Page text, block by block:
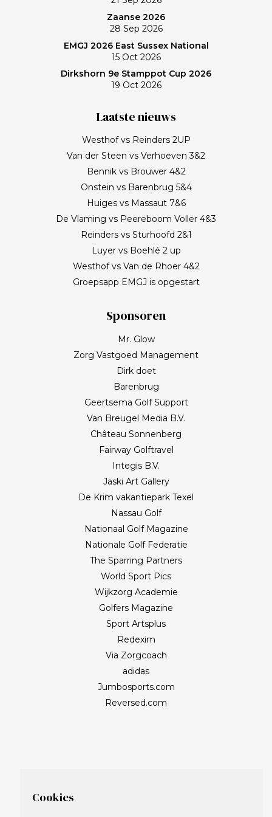
Zaanse 2026
28 Sep 2026
EMGJ 2026 East Sussex National
15 Oct 2026
Dirkshorn 9e Stamppot Cup 2026
19 Oct 2026
Laatste nieuws
Westhof vs Reinders 2UP
Van der Steen vs Verhoeven 3&2
Bennik vs Brouwer 4&2
Onstein vs Barenbrug 5&4
Huiges vs Massaut 7&6
De Vlaming vs Peereboom Voller 4&3
Reinders vs Sturhoofd 2&1
Luyer vs Boehlé 2 up
Westhof vs Van de Rhoer 4&2
Groepsapp EMGJ is opgestart
Sponsoren
Mr. Glow
Zorg Vastgoed Management
Dirk doet
Barenbrug
Geertsema Golf Support
Van Breugel Media B.V.
Château Sonnenberg
Fairway Golftravel
Integis B.V.
Jaski Art Gallery
De Krim vakantiepark Texel
Nassau Golf
Nationaal Golf Magazine
Nationale Golf Federatie
The Sparring Partners
World Sport Pics
Wijkzorg Academie
Golfers Magazine
Sport Artsplus
Redexim
Via Zorgcoach
adidas
Jumbosports.com
Reversed.com
Cookies